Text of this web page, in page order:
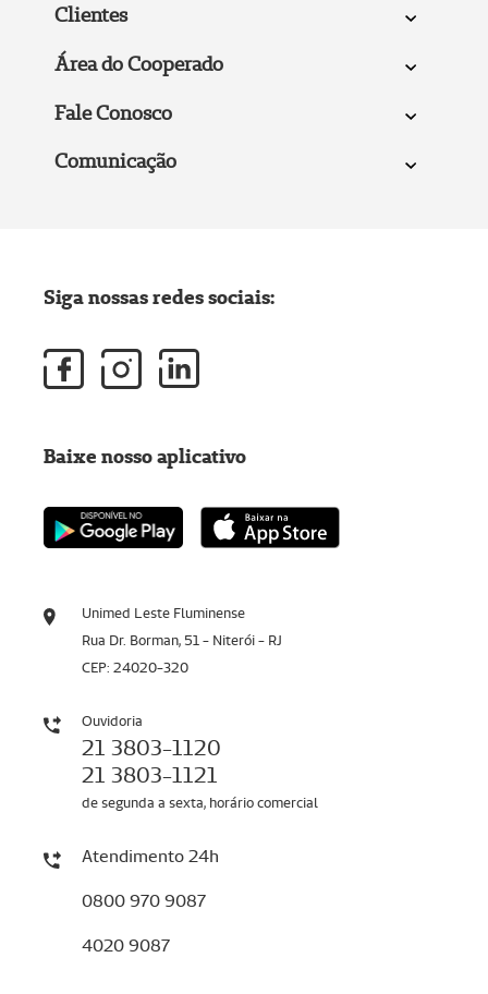
Clientes
Área do Cooperado
Fale Conosco
Comunicação
Unimed Leste Fluminense
Rua Dr. Borman, 51 - Niterói - RJ
CEP: 24020-320
Ouvidoria
21 3803-1120
21 3803-1121
de segunda a sexta, horário comercial
Atendimento 24h
0800 970 9087
4020 9087
Siga nossas redes sociais:
Baixe nosso aplicativo